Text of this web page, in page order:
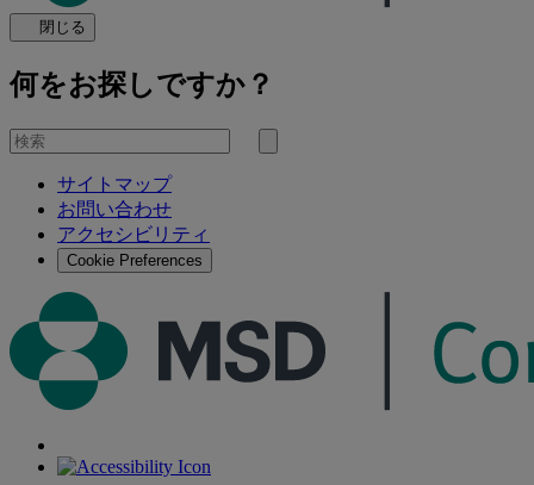
閉じる
何をお探しですか？
を
検
サイトマップ
お問い合わせ
アクセシビリティ
Cookie Preferences